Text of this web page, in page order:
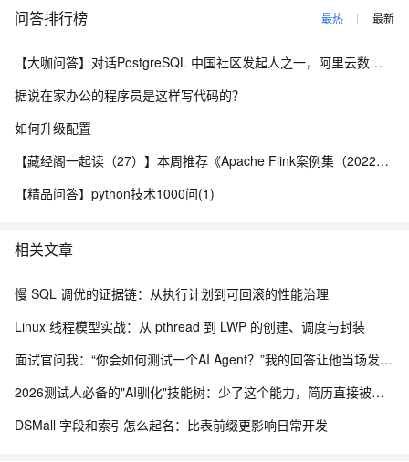
问答排行榜 最热 最新
【大咖问答】对话PostgreSQL 中国社区发起人之一，阿里云数据库高级专家 德哥
据说在家办公的程序员是这样写代码的？
如何升级配置
【藏经阁一起读（27）】本周推荐《Apache Flink案例集（2022版）》，你有哪些心得？
【精品问答】python技术1000问(1)
相关文章
慢 SQL 调优的证据链：从执行计划到可回滚的性能治理
Linux 线程模型实战：从 pthread 到 LWP 的创建、调度与封装
面试官问我：“你会如何测试一个AI Agent？”我的回答让他当场发了offer
2026测试人必备的"AI驯化"技能树：少了这个能力，简历直接被筛掉
DSMall 字段和索引怎么起名：比表前缀更影响日常开发